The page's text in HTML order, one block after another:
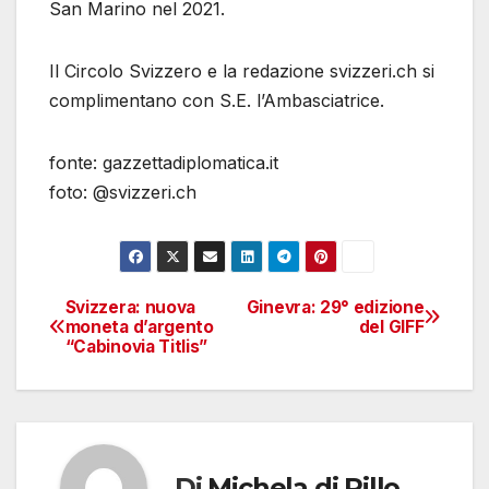
San Marino nel 2021.
Il Circolo Svizzero e la redazione svizzeri.ch si
complimentano con S.E. l’Ambasciatrice.
fonte: gazzettadiplomatica.it
foto: @svizzeri.ch
Navigazione
articoli
Ginevra: 29° edizione
del GIFF
Svizzera: nuova
moneta d’argento
“Cabinovia Titlis”